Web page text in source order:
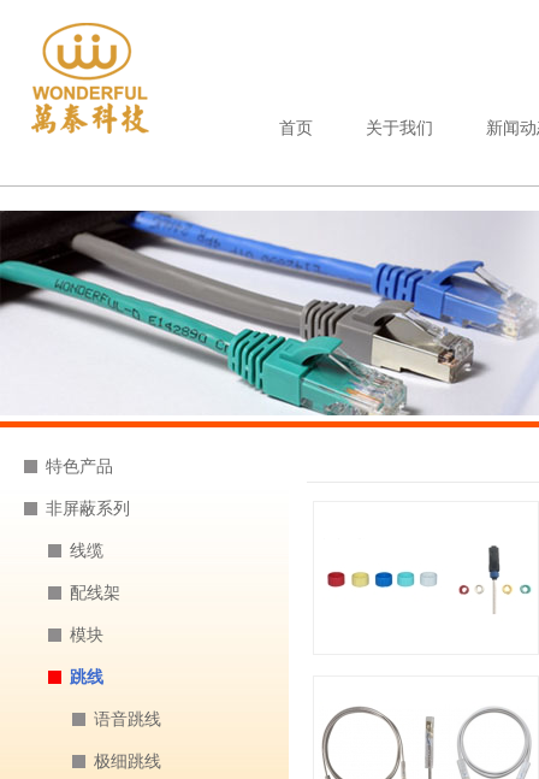
首页 关于我们 新闻
特色产品
非屏蔽系列
线缆
配线架
模块
跳线
语音跳线
极细跳线